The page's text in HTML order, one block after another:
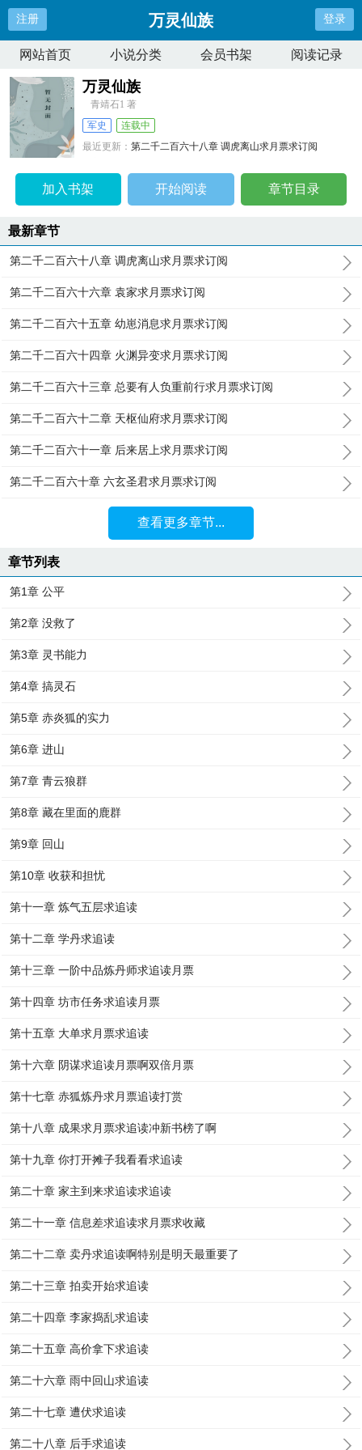
注册 万灵仙族 登录
网站首页 小说分类 会员书架 阅读记录
万灵仙族
青靖石1 著
军史
连载中
最近更新：第二千二百六十八章 调虎离山求月票求订阅
加入书架 开始阅读 章节目录
最新章节
第二千二百六十八章 调虎离山求月票求订阅
第二千二百六十六章 袁家求月票求订阅
第二千二百六十五章 幼崽消息求月票求订阅
第二千二百六十四章 火渊异变求月票求订阅
第二千二百六十三章 总要有人负重前行求月票求订阅
第二千二百六十二章 天枢仙府求月票求订阅
第二千二百六十一章 后来居上求月票求订阅
第二千二百六十章 六玄圣君求月票求订阅
查看更多章节...
章节列表
第1章 公平
第2章 没救了
第3章 灵书能力
第4章 搞灵石
第5章 赤炎狐的实力
第6章 进山
第7章 青云狼群
第8章 藏在里面的鹿群
第9章 回山
第10章 收获和担忧
第十一章 炼气五层求追读
第十二章 学丹求追读
第十三章 一阶中品炼丹师求追读月票
第十四章 坊市任务求追读月票
第十五章 大单求月票求追读
第十六章 阴谋求追读月票啊双倍月票
第十七章 赤狐炼丹求月票追读打赏
第十八章 成果求月票求追读冲新书榜了啊
第十九章 你打开摊子我看看求追读
第二十章 家主到来求追读求追读
第二十一章 信息差求追读求月票求收藏
第二十二章 卖丹求追读啊特别是明天最重要了
第二十三章 拍卖开始求追读
第二十四章 李家捣乱求追读
第二十五章 高价拿下求追读
第二十六章 雨中回山求追读
第二十七章 遭伏求追读
第二十八章 后手求追读